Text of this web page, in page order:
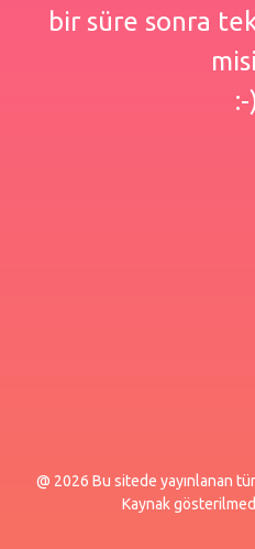
bir süre sonra
:-
@ 2026 Bu sitede yayınlanan
Kaynak